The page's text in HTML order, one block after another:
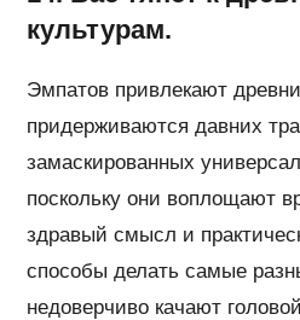
культурам.
Эмпатов привлекают
придерживаются давних
замаскированных
поскольку они воплощают
здравый смысл и
способы делать самые
недоверчиво качают